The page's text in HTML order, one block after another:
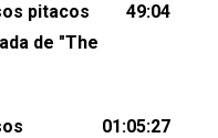
também redes
⁠⁠⁠⁠@lesbout_br⁠⁠⁠⁠
de Bruna Fentanes
pitacos
de "The
49:04
01:05:27